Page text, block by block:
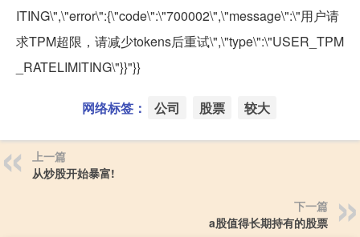
ITING\",\"error\":{\"code\":\"700002\",\"message\":\"用户请
求TPM超限，请减少tokens后重试\",\"type\":\"USER_TPM
_RATELIMITING\"}}"}}
网络标签： 公司 股票 较大
上一篇
从炒股开始暴富!
下一篇
a股值得长期持有的股票